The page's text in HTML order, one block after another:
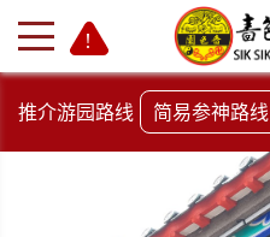
推介游园路线 简易参神路线